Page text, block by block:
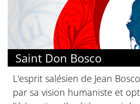
Saint Don Bosco
L'esprit salésien de Jean
par sa vision humaniste et